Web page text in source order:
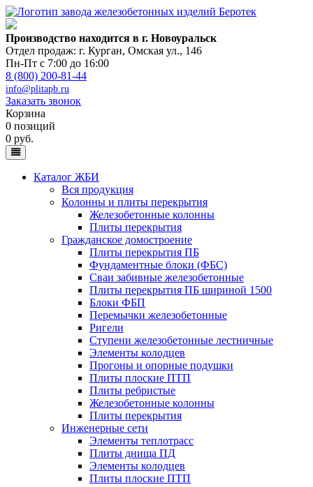
Производство находится в г. Новоуральск
Отдел продаж: г. Курган, Омская ул., 146
Пн-Пт с 7:00 до 16:00
8 (800) 200-81-44
info@plitapb.ru
Заказать звонок
Корзина
0 позиций
0 руб.
Каталог ЖБИ
Вся продукция
Колонны и плиты перекрытия
Железобетонные колонны
Плиты перекрытия
Гражданское домостроение
Плиты перекрытия ПБ
Фундаментные блоки (ФБС)
Сваи забивные железобетонные
Плиты перекрытия ПБ шириной 1500
Блоки ФБП
Перемычки железобетонные
Ригели
Ступени железобетонные лестничные
Элементы колодцев
Прогоны и опорные подушки
Плиты плоские ПТП
Плиты ребристые
Железобетонные колонны
Плиты перекрытия
Инженерные сети
Элементы теплотрасс
Плиты днища ПД
Элементы колодцев
Плиты плоские ПТП